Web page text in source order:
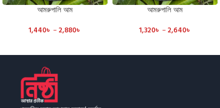
আমরুপালি আম
1,440৳ – 2,880৳
আমরুপালি আম
1,320৳ – 2,640৳